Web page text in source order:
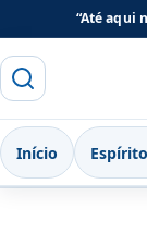
“Até aqui
Buscar
Menu
Início